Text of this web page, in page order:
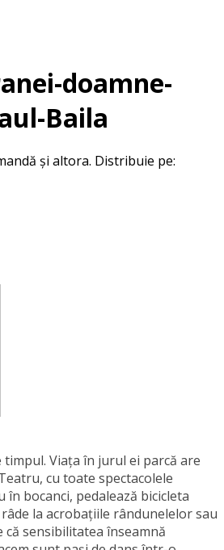
doamne-
Baila
și altora. Distribuie pe:
Viața în jurul ei parcă are
cu toate spectacolele
în bocanci, pedalează bicicleta
la acrobațiile rândunelelor sau
că sensibilitatea înseamnă